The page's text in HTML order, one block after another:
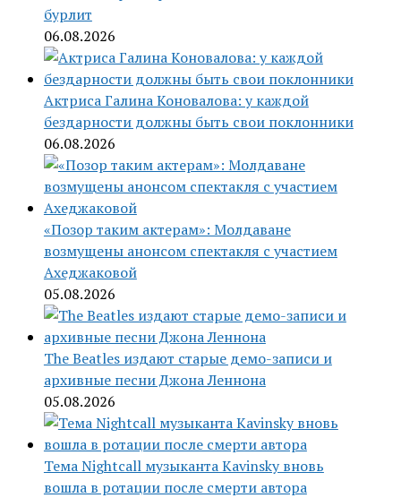
бурлит
06.08.2026
Актриса Галина Коновалова: у каждой
бездарности должны быть свои поклонники
06.08.2026
«Позор таким актерам»: Молдаване
возмущены анонсом спектакля с участием
Ахеджаковой
05.08.2026
The Beatles издают старые демо-записи и
архивные песни Джона Леннона
05.08.2026
Тема Nightcall музыканта Kavinsky вновь
вошла в ротации после смерти автора